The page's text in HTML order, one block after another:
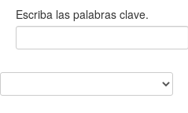
Escriba las palabras clave.